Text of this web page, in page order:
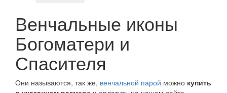
Венчальные иконы
Богоматери и
Спасителя
Они называются, так же, венчальной парой можно купить